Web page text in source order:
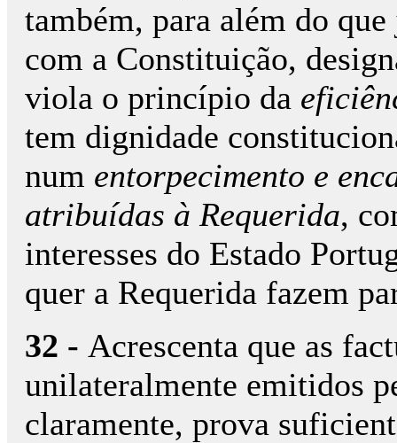
também, para além do
com a Constituição,
viola o princípio da
tem dignidade
num entorpecimento e
atribuídas à Requerida,
interesses do Estado
quer a Requerida fazem
32 - Acrescenta que as
unilateralmente emitidos
claramente, prova